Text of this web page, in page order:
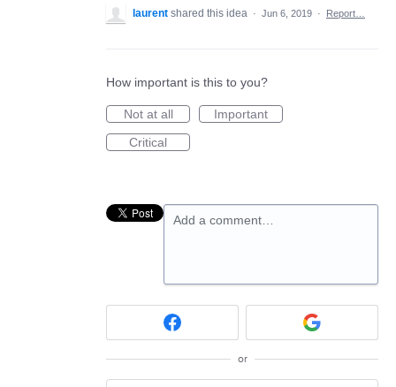
laurent shared this idea · Jun 6, 2019 · Report…
How important is this to you?
Not at all
Important
Critical
Add a comment…
or